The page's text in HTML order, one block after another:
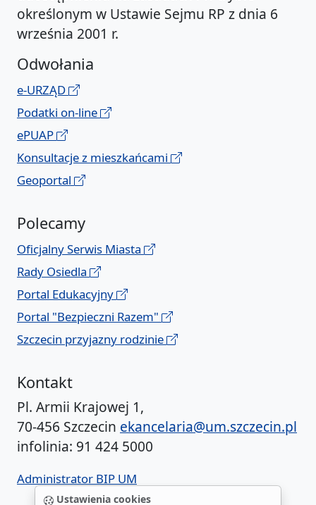
Ustawienia cookies
określonym w Ustawie Sejmu RP z dnia 6
września 2001 r.
Odwołania
e-URZĄD
Podatki on-line
ePUAP
Konsultacje z mieszkańcami
Geoportal
Polecamy
Oficjalny Serwis Miasta
Rady Osiedla
Portal Edukacyjny
Portal "Bezpieczni Razem"
Szczecin przyjazny rodzinie
Kontakt
Pl. Armii Krajowej 1,
70-456 Szczecin ekancelaria@um.szczecin.pl
infolinia: 91 424 5000
Administrator BIP UM